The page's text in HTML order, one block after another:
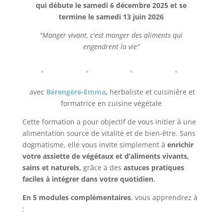
qui débute le samedi 6 décembre 2025 et se
termine le samedi 13 juin 2026
"Manger vivant, c'est manger des aliments qui
engendrent la vie"
avec Bérengère-Emma, herbaliste et cuisinière et
formatrice en cuisine végétale
Cette formation a pour objectif de vous initier à une
alimentation source de vitalité et de bien-être. Sans
dogmatisme, elle vous invite simplement à enrichir
votre assiette de végétaux et d’aliments vivants,
sains et naturels, grâce à des astuces pratiques
faciles à intégrer dans votre quotidien.
En 5 modules complémentaires, vous apprendrez à
: